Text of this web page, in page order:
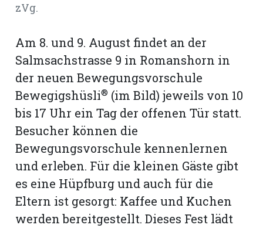
zVg.
Am 8. und 9. August findet an der
Salmsachstrasse 9 in Romanshorn in
der neuen Bewegungsvorschule
Bewegigshüsli® (im Bild) jeweils von 10
bis 17 Uhr ein Tag der offenen Tür statt.
Besucher können die
Bewegungsvorschule kennenlernen
und erleben. Für die kleinen Gäste gibt
es eine Hüpfburg und auch für die
Eltern ist gesorgt: Kaffee und Kuchen
werden bereitgestellt. Dieses Fest lädt